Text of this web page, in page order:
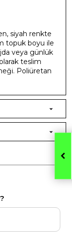
siyah renkte
topuk boyu ile
veya günlük
teslim
Poliüretan